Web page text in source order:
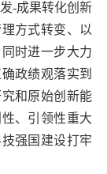
-成果转化创新
方式转变、以
时进一步大力
政绩观落实到
和原始创新能
、引领性重大
技强国建设打牢